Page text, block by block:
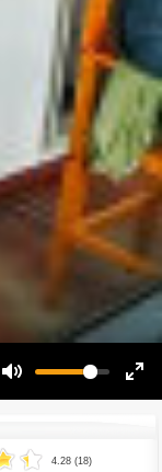
4.28 (18)